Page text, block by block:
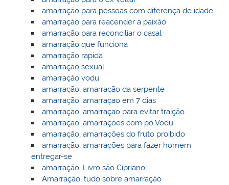
amarração para pessoas com diferença de idade
amarração para reacender a paixão
amarração para reconciliar o casal
amarração que funciona
amarração rapida
amarração sexual
amarração vodu
amarração, amarração da serpente
amarração, amarraçao em 7 dias
amarraçao, amarraçao para evitar traição
amarração, amarrações com pó Vodu
amarração, amarrações do fruto proibido
amarração, amarrações para fazer homem
entregar-se
amarração, Livro são Cipriano
Amarração, tudo sobre amarração